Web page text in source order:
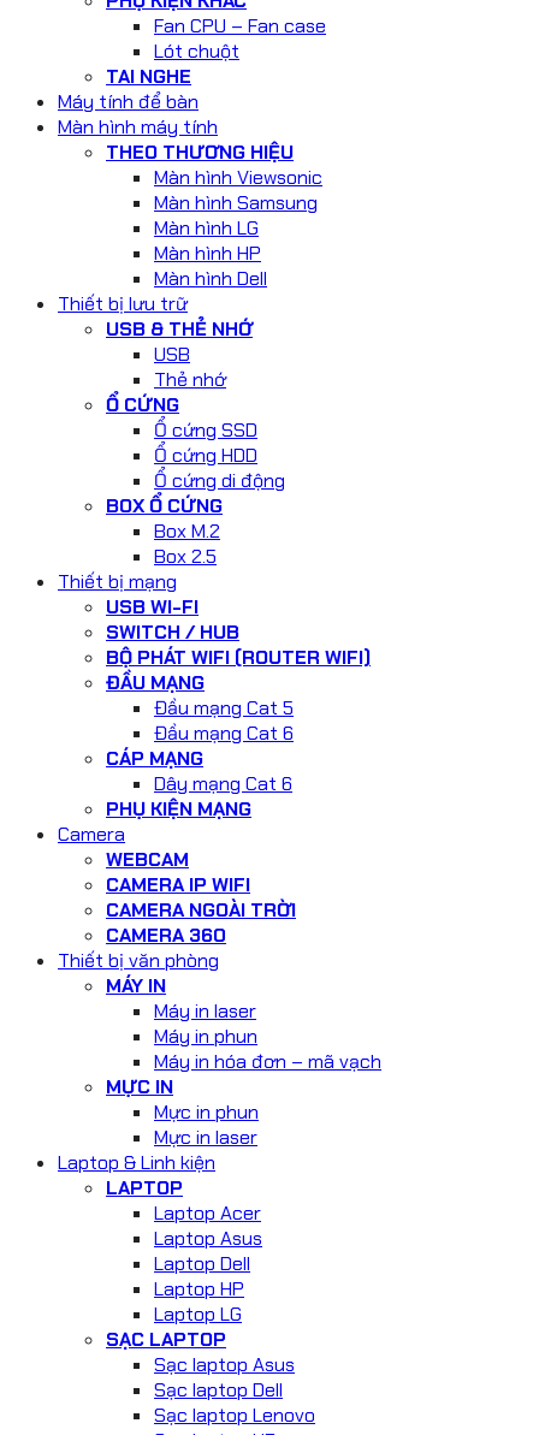
Fan CPU – Fan case
Lót chuột
TAI NGHE
Máy tính để bàn
Màn hình máy tính
THEO THƯƠNG HIỆU
Màn hình Viewsonic
Màn hình Samsung
Màn hình LG
Màn hình HP
Màn hình Dell
Thiết bị lưu trữ
USB & THẺ NHỚ
USB
Thẻ nhớ
Ổ CỨNG
Ổ cứng SSD
Ổ cứng HDD
Ổ cứng di động
BOX Ổ CỨNG
Box M.2
Box 2.5
Thiết bị mạng
USB WI-FI
SWITCH / HUB
BỘ PHÁT WIFI (ROUTER WIFI)
ĐẦU MẠNG
Đầu mạng Cat 5
Đầu mạng Cat 6
CÁP MẠNG
Dây mạng Cat 6
PHỤ KIỆN MẠNG
Camera
WEBCAM
CAMERA IP WIFI
CAMERA NGOÀI TRỜI
CAMERA 360
Thiết bị văn phòng
MÁY IN
Máy in laser
Máy in phun
Máy in hóa đơn – mã vạch
MỰC IN
Mực in phun
Mực in laser
Laptop & Linh kiện
LAPTOP
Laptop Acer
Laptop Asus
Laptop Dell
Laptop HP
Laptop LG
SẠC LAPTOP
Sạc laptop Asus
Sạc laptop Dell
Sạc laptop Lenovo